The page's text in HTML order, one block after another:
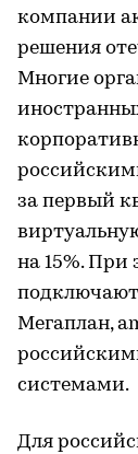
компании
решения
Многие
за первый
на 15%. При
Мегаплан,
системами.
Для